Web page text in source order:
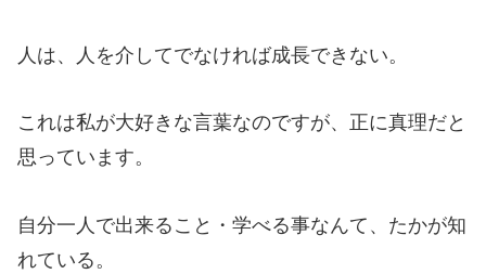
人は、人を介してでなければ成長できない。
これは私が大好きな言葉なのですが、正に真理だと
思っています。
自分一人で出来ること・学べる事なんて、たかが知
れている。